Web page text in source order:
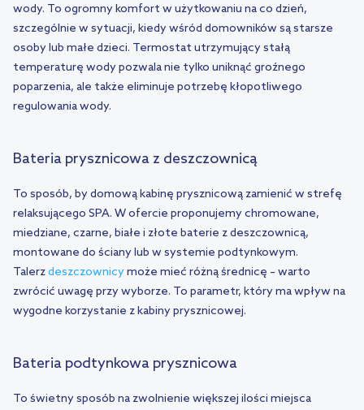
wody. To ogromny komfort w użytkowaniu na co dzień,
szczególnie w sytuacji, kiedy wśród domowników są starsze
osoby lub małe dzieci. Termostat utrzymujący stałą
temperaturę wody pozwala nie tylko uniknąć groźnego
poparzenia, ale także eliminuje potrzebę kłopotliwego
regulowania wody.
Bateria prysznicowa z deszczownicą
To sposób, by domową kabinę prysznicową zamienić w strefę
relaksującego SPA. W ofercie proponujemy chromowane,
miedziane, czarne, białe i złote baterie z deszczownicą,
montowane do ściany lub w systemie podtynkowym.
Talerzdeszczownicymoże mieć różną średnicę – warto
zwrócić uwagę przy wyborze. To parametr, który ma wpływ na
wygodne korzystanie z kabiny prysznicowej.
Bateria podtynkowa prysznicowa
To świetny sposób na zwolnienie większej ilości miejsca